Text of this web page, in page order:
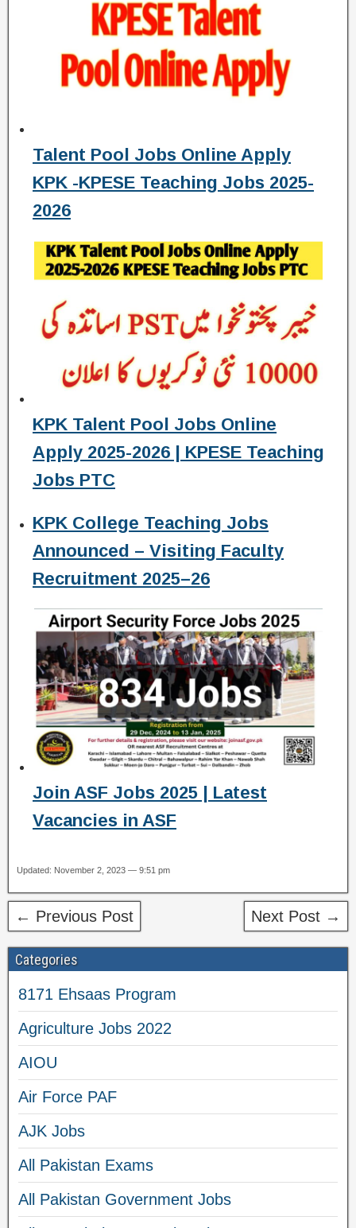
Talent Pool Jobs Online Apply
KPK -KPESE Teaching Jobs 2025-
2026
KPK Talent Pool Jobs Online
Apply 2025-2026 | KPESE Teaching
Jobs PTC
KPK College Teaching Jobs
Announced – Visiting Faculty
Recruitment 2025–26
Join ASF Jobs 2025 | Latest
Vacancies in ASF
Updated: November 2, 2023 — 9:51 pm
← Previous Post Next Post →
Categories
8171 Ehsaas Program
Agriculture Jobs 2022
AIOU
Air Force PAF
AJK Jobs
All Pakistan Exams
All Pakistan Government Jobs